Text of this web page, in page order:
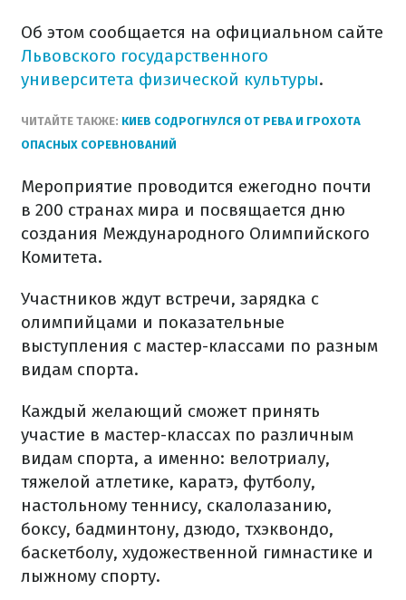
Об этом сообщается на официальном сайте
Львовского государственного
университета физической культуры.
ЧИТАЙТЕ ТАКЖЕ: КИЕВ СОДРОГНУЛСЯ ОТ РЕВА И ГРОХОТА
ОПАСНЫХ СОРЕВНОВАНИЙ
Мероприятие проводится ежегодно почти
в 200 странах мира и посвящается дню
создания Международного Олимпийского
Комитета.
Участников ждут встречи, зарядка с
олимпийцами и показательные
выступления с мастер-классами по разным
видам спорта.
Каждый желающий сможет принять
участие в мастер-классах по различным
видам спорта, а именно: велотриалу,
тяжелой атлетике, каратэ, футболу,
настольному теннису, скалолазанию,
боксу, бадминтону, дзюдо, тхэквондо,
баскетболу, художественной гимнастике и
лыжному спорту.